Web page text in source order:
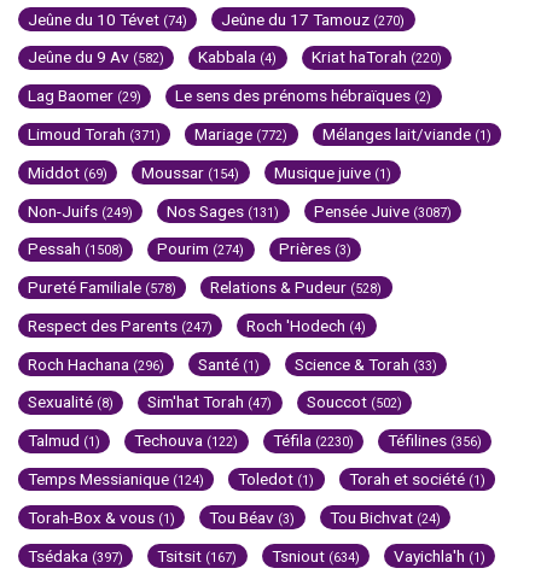
Jeûne du 10 Tévet (74) Jeûne du 17 Tamouz (270)
Jeûne du 9 Av (582) Kabbala (4) Kriat haTorah (220)
Lag Baomer (29) Le sens des prénoms hébraïques (2)
Limoud Torah (371) Mariage (772) Mélanges lait/viande (1)
Middot (69) Moussar (154) Musique juive (1)
Non-Juifs (249) Nos Sages (131) Pensée Juive (3087)
Pessah (1508) Pourim (274) Prières (3)
Pureté Familiale (578) Relations & Pudeur (528)
Respect des Parents (247) Roch 'Hodech (4)
Roch Hachana (296) Santé (1) Science & Torah (33)
Sexualité (8) Sim'hat Torah (47) Souccot (502)
Talmud (1) Techouva (122) Téfila (2230) Téfilines (356)
Temps Messianique (124) Toledot (1) Torah et société (1)
Torah-Box & vous (1) Tou Béav (3) Tou Bichvat (24)
Tsédaka (397) Tsitsit (167) Tsniout (634) Vayichla'h (1)